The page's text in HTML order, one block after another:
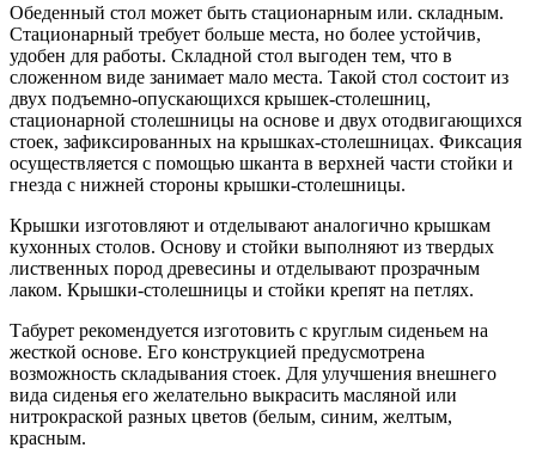
Обеденный стол может быть стационарным или. складным.
Стационарный требует больше места, но более устойчив,
удобен для работы. Складной стол выгоден тем, что в
сложенном виде занимает мало места. Такой стол состоит из
двух подъемно-опускающихся крышек-столешниц,
стационарной столешницы на основе и двух отодвигающихся
стоек, зафиксированных на крышках-столешницах. Фиксация
осуществляется с помощью шканта в верхней части стойки и
гнезда с нижней стороны крышки-столешницы.
Крышки изготовляют и отделывают аналогично крышкам
кухонных столов. Основу и стойки выполняют из твердых
лиственных пород древесины и отделывают прозрачным
лаком. Крышки-столешницы и стойки крепят на петлях.
Табурет рекомендуется изготовить с круглым сиденьем на
жесткой основе. Его конструкцией предусмотрена
возможность складывания стоек. Для улучшения внешнего
вида сиденья его желательно выкрасить масляной или
нитрокраской разных цветов (белым, синим, желтым,
красным.